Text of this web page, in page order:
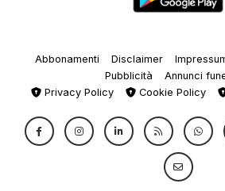
Abbonamenti Disclaimer
Pubblicità
Annunci
Privacy Policy
Cookie Policy